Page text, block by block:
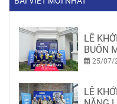
LỄ
BUÔN
25/07/
LỄ